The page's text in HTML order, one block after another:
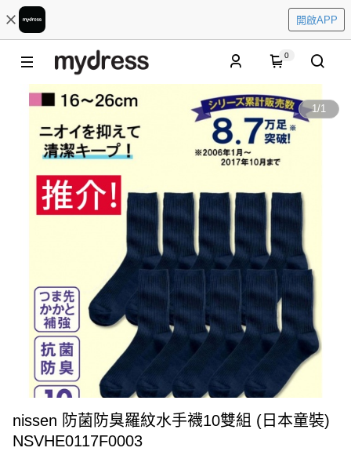
開啟APP
0
1/1
nissen 防菌防臭羅紋水手襪10雙組 (日本童裝)
NSVHE0117F0003